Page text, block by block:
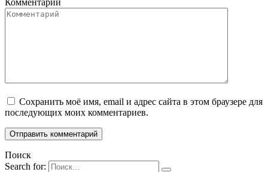
Сохранить моё имя, email и адрес сайта в этом браузере для
последующих моих комментариев.
Поиск
Search for: